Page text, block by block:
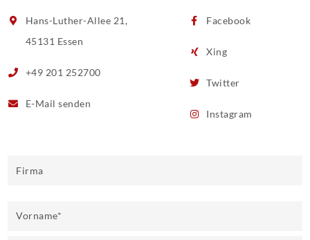
Hans-Luther-Allee 21,
45131 Essen
+49 201 252700
E-Mailsenden
Facebook
Xing
Twitter
Instagram
Firma
Vorname*